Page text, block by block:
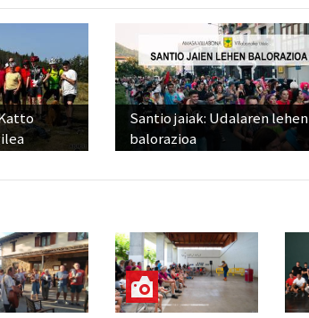
Santio jaiak: Udalaren lehen
balorazioa